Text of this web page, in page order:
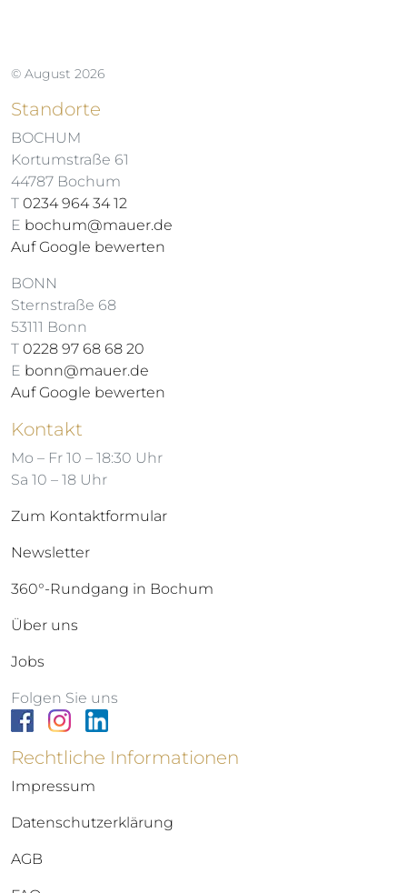
© August 2026
Standorte
BOCHUM
Kortumstraße 61
44787 Bochum
T 0234 964 34 12
E bochum@mauer.de
Auf Google bewerten
BONN
Sternstraße 68
53111 Bonn
T 0228 97 68 68 20
E bonn@mauer.de
Auf Google bewerten
Kontakt
Mo – Fr 10 – 18:30 Uhr
Sa 10 – 18 Uhr
Zum Kontaktformular
Newsletter
360°-Rundgang in Bochum
Über uns
Jobs
Folgen Sie uns
Rechtliche Informationen
Impressum
Datenschutzerklärung
AGB